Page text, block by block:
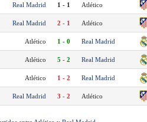
Real Madrid 1 - 1 Atlético
Real Madrid 2 - 1 Atlético
Atlético 1 - 0 Real Madrid
Atlético 5 - 2 Real Madrid
Atlético 1 - 2 Real Madrid
Real Madrid 3 - 2 Atlético